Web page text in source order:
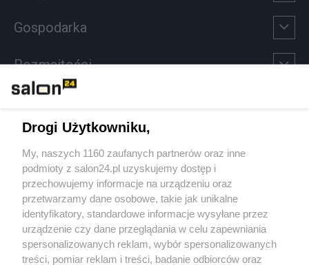
Gospodarka
Rozmaitości
Sport
Społeczeństwo
Kultura
Drogi Użytkowniku,
My, naszych 1160 zaufanych partnerów oraz inne
podmioty z salon24.pl uzyskujemy dostęp i
przechowujemy informacje na urządzeniu oraz
przetwarzamy dane osobowe, takie jak unikalne
identyfikatory, standardowe informacje wysyłane przez
urządzenie czy dane przeglądania w celu zapewniania
spersonalizowanych reklam, wybór spersonalizowanych
treści, pomiar reklam i treści, badanie odbiorców oraz